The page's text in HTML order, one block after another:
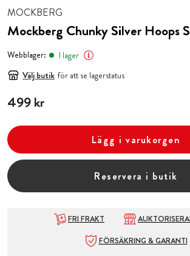
MOCKBERG
Mockberg Chunky Silver Hoops
Webblager:
I lager
Välj butik för att se lagerstatus
Pris:499 kr
499 kr
Lägg i varukorgen
Reservera i butik
FRI FRAKT
FÖRSÄKRING & GARANTI